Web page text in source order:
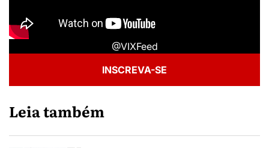
@VIXFeed
INSCREVA-SE
Leia também